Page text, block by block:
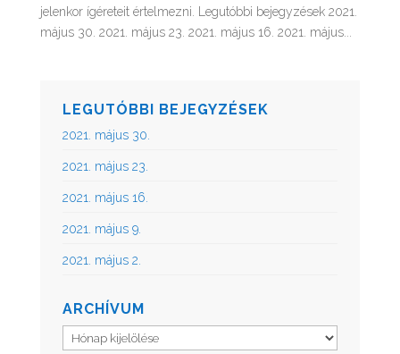
jelenkor ígéreteit értelmezni. Legutóbbi bejegyzések 2021.
május 30. 2021. május 23. 2021. május 16. 2021. május...
LEGUTÓBBI BEJEGYZÉSEK
2021. május 30.
2021. május 23.
2021. május 16.
2021. május 9.
2021. május 2.
ARCHÍVUM
Archívum